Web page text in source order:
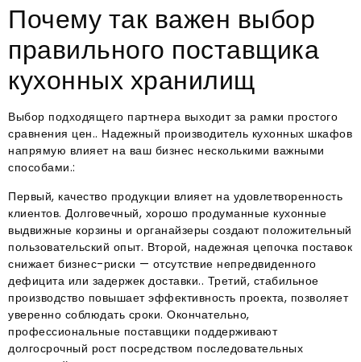
Почему так важен выбор
правильного поставщика
кухонных хранилищ
Выбор подходящего партнера выходит за рамки простого
сравнения цен.. Надежный производитель кухонных шкафов
напрямую влияет на ваш бизнес несколькими важными
способами.:
Первый, качество продукции влияет на удовлетворенность
клиентов. Долговечный, хорошо продуманные кухонные
выдвижные корзины и органайзеры создают положительный
пользовательский опыт. Второй, надежная цепочка поставок
снижает бизнес-риски — отсутствие непредвиденного
дефицита или задержек доставки.. Третий, стабильное
производство повышает эффективность проекта, позволяет
уверенно соблюдать сроки. Окончательно,
профессиональные поставщики поддерживают
долгосрочный рост посредством последовательных